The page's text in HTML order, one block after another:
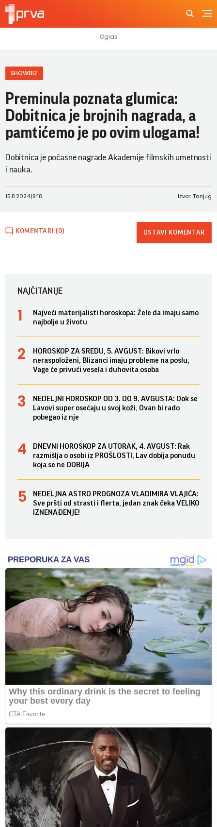
SHOWBIZ
Preminula poznata glumica:
Dobitnica je brojnih nagrada, a
pamtićemo je po ovim ulogama!
Dobitnica je počasne nagrade Akademije filmskih umetnosti
i nauka.
15.8.2024.|9:18 Izvor: Tanjug
KOMENTARI (0) OSTAVI KOMENTAR
NAJČITANIJE
Najveći materijalisti horoskopa: Žele da imaju samo
najbolje u životu
HOROSKOP ZA SREDU, 5. AVGUST: Bikovi vrlo
neraspoloženi, Blizanci imaju probleme na poslu,
Vage će privući vesela i duhovita osoba
NEDELJNI HOROSKOP OD 3. DO 9. AVGUSTA: Dok se
Lavovi super osećaju u svoj koži, Ovan bi rado
pobegao iz nje
DNEVNI HOROSKOP ZA UTORAK, 4. AVGUST: Rak
razmišlja o osobi iz PROŠLOSTI, Lav dobija ponudu
koja se ne ODBIJA
NEDELJNA ASTRO PROGNOZA VLADIMIRA VLAJIĆA:
Sve pršti od strasti i flerta, jedan znak čeka VELIKO
IZNENAĐENJE!